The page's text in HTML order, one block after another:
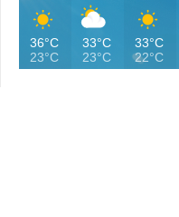
36°C
23°C
33°C
23°C
33°C
22°C